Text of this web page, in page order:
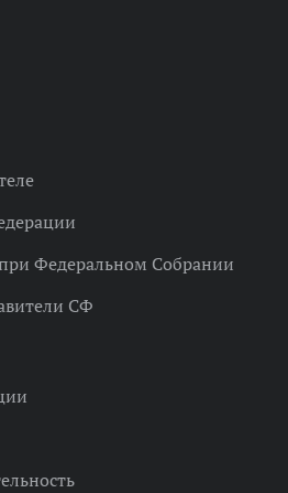
Федеральном Собрании
СФ